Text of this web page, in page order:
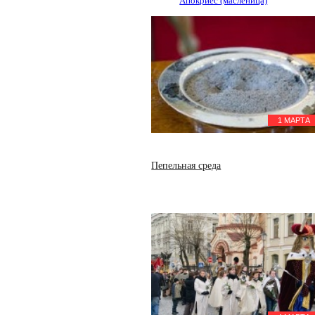
Федеральная служба Российской
оборотом наркотиков
12 марта
День работников уголовно-
исполнительной системы
Минюста
1 МАРТА
Пепельная среда